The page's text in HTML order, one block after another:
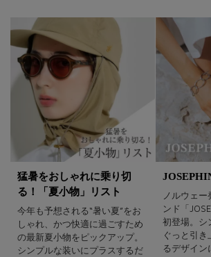
猛暑をおしゃれに乗り切
る！「夏小物」リスト
今年も予想される“暑い夏”をお
しゃれ、かつ快適に過ごすため
の最新夏小物をピックアップ。
シンプルな装いにプラスするだ
ノルウェ
ンド「
初登場。シ
ぐっと引
るデザイン